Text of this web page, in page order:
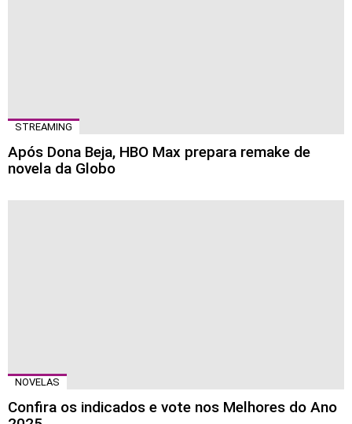
STREAMING
Após Dona Beja, HBO Max prepara remake de
novela da Globo
NOVELAS
Confira os indicados e vote nos Melhores do Ano